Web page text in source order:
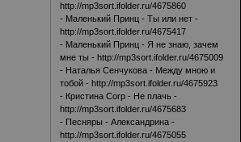
http://mp3sort.ifolder.ru/4675860
- Маленький Принц - Ты или нет -
http://mp3sort.ifolder.ru/4675417
- Маленький Принц - Я не знаю, зачем
мне ты -http://mp3sort.ifolder.ru/4675009
- Наталья Сенчукова - Между мною и
тобой -http://mp3sort.ifolder.ru/4675923
- Кристина Corp - Не плачь -
http://mp3sort.ifolder.ru/4675683
- Песняры - Александрина -
http://mp3sort.ifolder.ru/4675055